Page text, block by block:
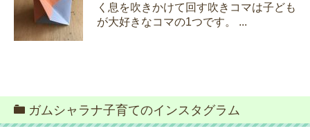
く息を吹きかけて回す吹きコマは子ども
が大好きなコマの1つです。 ...
ガムシャラナ子育てのインスタグラム